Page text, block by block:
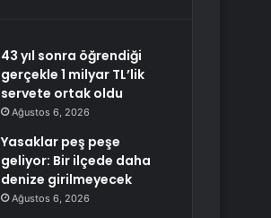
43 yıl sonra öğrendiği
gerçekle 1 milyar TL’lik
servete ortak oldu
Ağustos 6, 2026
Yasaklar peş peşe
geliyor: Bir ilçede daha
denize girilmeyecek
Ağustos 6, 2026